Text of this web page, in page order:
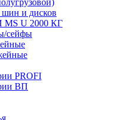
и дисков
U 2000 КГ
сейфы
PROFI
ВП